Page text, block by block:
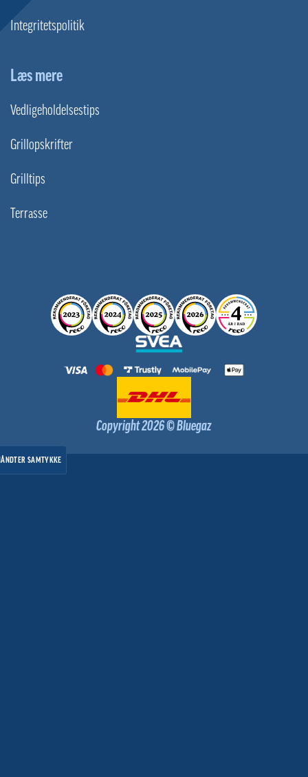
Integritetspolitik
Læs mere
Vedligeholdelsestips
Grillopskrifter
Grilltips
Terrasse
Copyright 2026 © Bluegaz
SAMTYKKE